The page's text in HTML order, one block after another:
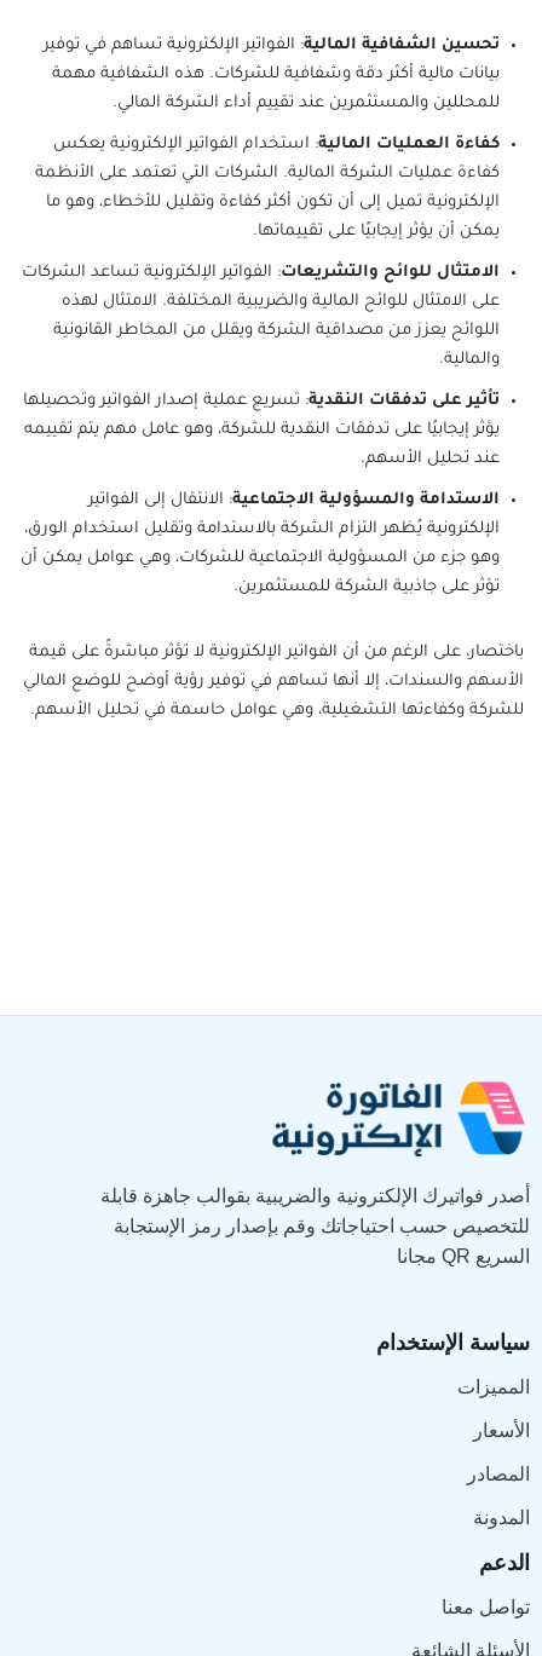
تحسين الشفافية المالية: الفواتير الإلكترونية تساهم في توفير
بيانات مالية أكثر دقة وشفافية للشركات. هذه الشفافية مهمة
للمحللين والمستثمرين عند تقييم أداء الشركة المالي.
كفاءة العمليات المالية: استخدام الفواتير الإلكترونية يعكس
كفاءة عمليات الشركة المالية. الشركات التي تعتمد على الأنظمة
الإلكترونية تميل إلى أن تكون أكثر كفاءة وتقليل للأخطاء، وهو ما
يمكن أن يؤثر إيجابيًا على تقييماتها.
الامتثال للوائح والتشريعات: الفواتير الإلكترونية تساعد الشركات
على الامتثال للوائح المالية والضريبية المختلفة. الامتثال لهذه
اللوائح يعزز من مصداقية الشركة ويقلل من المخاطر القانونية
والمالية.
تأثير على تدفقات النقدية: تسريع عملية إصدار الفواتير وتحصيلها
يؤثر إيجابيًا على تدفقات النقدية للشركة، وهو عامل مهم يتم تقييمه
عند تحليل الأسهم.
الاستدامة والمسؤولية الاجتماعية: الانتقال إلى الفواتير
الإلكترونية يُظهر التزام الشركة بالاستدامة وتقليل استخدام الورق،
وهو جزء من المسؤولية الاجتماعية للشركات، وهي عوامل يمكن أن
تؤثر على جاذبية الشركة للمستثمرين.
باختصار، على الرغم من أن الفواتير الإلكترونية لا تؤثر مباشرةً على قيمة
الأسهم والسندات، إلا أنها تساهم في توفير رؤية أوضح للوضع المالي
للشركة وكفاءتها التشغيلية، وهي عوامل حاسمة في تحليل الأسهم.
أصدر فواتيرك الإلكترونية والضريبية بقوالب جاهزة قابلة
للتخصيص حسب احتياجاتك وقم بإصدار رمز الإستجابة
السريع QR مجانا
سياسة الإستخدام
المميزات
الأسعار
المصادر
المدونة
الدعم
تواصل معنا
الأسئلة الشائعة